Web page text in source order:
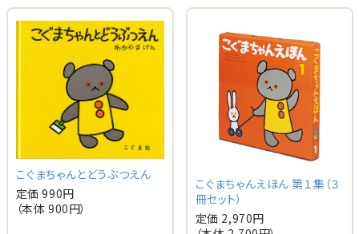
こぐまちゃんとどうぶつえん
定価 990円
（本体 900円）
こぐまちゃんえほん 第１集（３
冊セット）
定価 2,970円